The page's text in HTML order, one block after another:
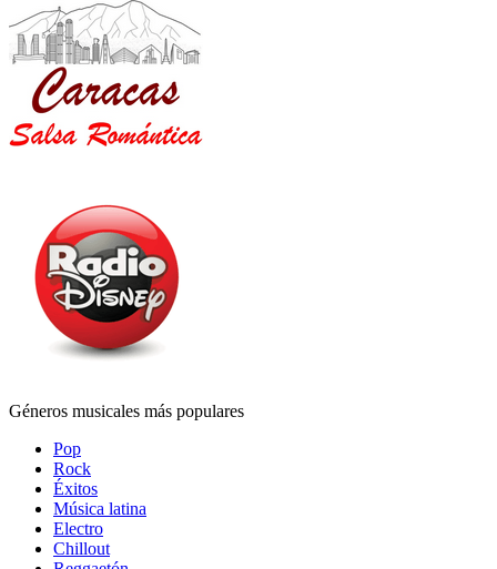
Géneros musicales más populares
Pop
Rock
Éxitos
Música latina
Electro
Chillout